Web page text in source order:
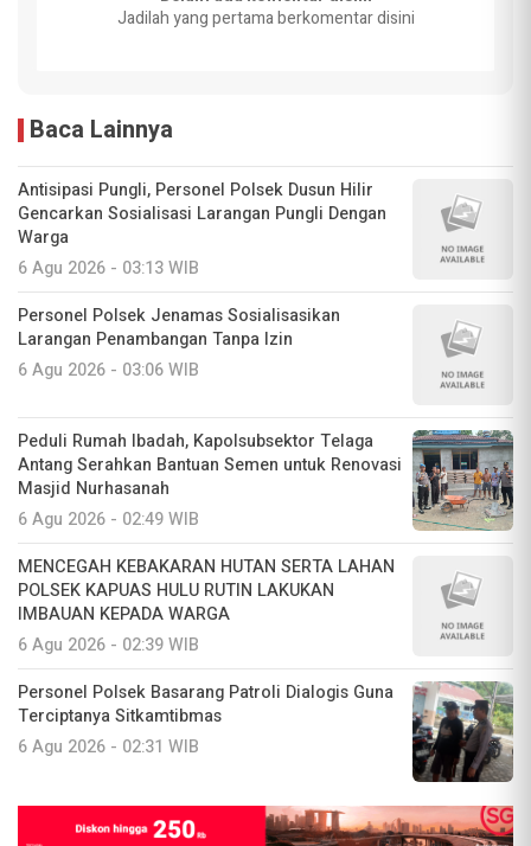
Jadilah yang pertama berkomentar disini
Baca Lainnya
Antisipasi Pungli, Personel Polsek Dusun Hilir
Gencarkan Sosialisasi Larangan Pungli Dengan
Warga
6 Agu 2026 - 03:13 WIB
Personel Polsek Jenamas Sosialisasikan
Larangan Penambangan Tanpa Izin
6 Agu 2026 - 03:06 WIB
Peduli Rumah Ibadah, Kapolsubsektor Telaga
Antang Serahkan Bantuan Semen untuk Renovasi
Masjid Nurhasanah
6 Agu 2026 - 02:49 WIB
MENCEGAH KEBAKARAN HUTAN SERTA LAHAN
POLSEK KAPUAS HULU RUTIN LAKUKAN
IMBAUAN KEPADA WARGA
6 Agu 2026 - 02:39 WIB
Personel Polsek Basarang Patroli Dialogis Guna
Terciptanya Sitkamtibmas
6 Agu 2026 - 02:31 WIB